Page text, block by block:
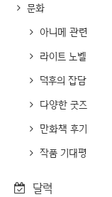
문화
아니메 관련
라이트 노벨
덕후의 잡담
다양한 굿즈
만화책 후기
작품 기대평
달력